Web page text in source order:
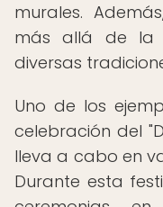
murales.
más allá de la
diversas
Uno de los
celebración del
lleva a cabo en
Durante esta